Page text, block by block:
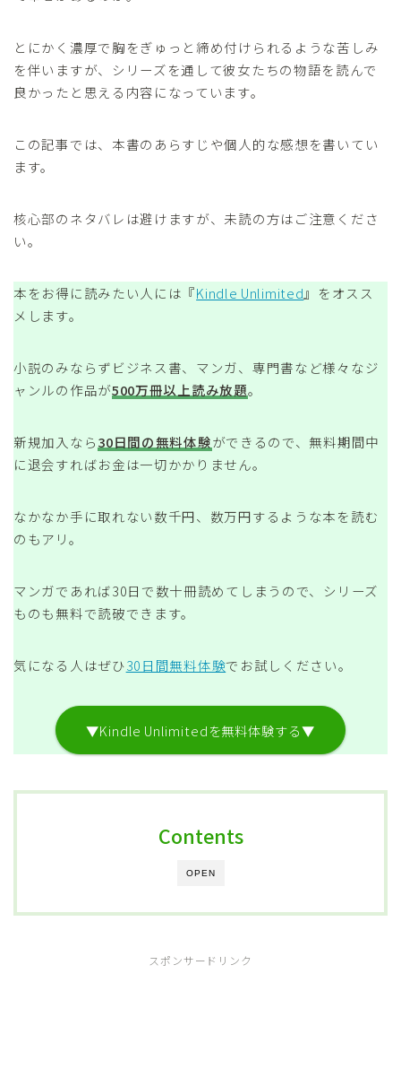
とにかく濃厚で胸をぎゅっと締め付けられるような苦しみ
を伴いますが、シリーズを通して彼女たちの物語を読んで
良かったと思える内容になっています。
この記事では、本書のあらすじや個人的な感想を書いてい
ます。
核心部のネタバレは避けますが、未読の方はご注意くださ
い。
本をお得に読みたい人には『Kindle Unlimited』をオスス
メします。
小説のみならずビジネス書、マンガ、専門書など様々なジ
ャンルの作品が500万冊以上読み放題。
新規加入なら30日間の無料体験ができるので、無料期間中
に退会すればお金は一切かかりません。
なかなか手に取れない数千円、数万円するような本を読む
のもアリ。
マンガであれば30日で数十冊読めてしまうので、シリーズ
ものも無料で読破できます。
気になる人はぜひ30日間無料体験でお試しください。
▼Kindle Unlimitedを無料体験する▼
OPEN
Contents
スポンサードリンク